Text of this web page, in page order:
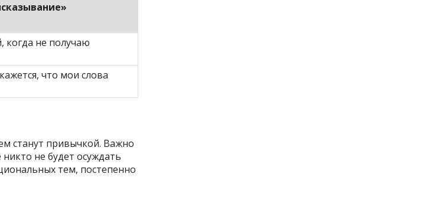
когда не получаю
что мои слова
станут привычкой. Важно
не будет осуждать
тем, постепенно